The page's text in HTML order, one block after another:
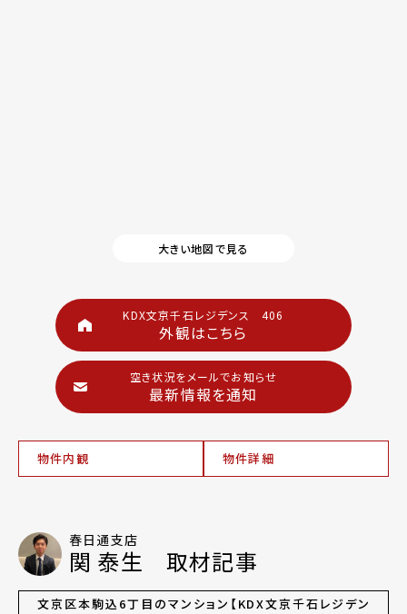
大きい地図で見る
KDX文京千石レジデンス 406
外観はこちら
空き状況をメールでお知らせ
最新情報を通知
物件内観 物件詳細
春日通支店
関 泰生 取材記事
文京区本駒込6丁目のマンション【KDX文京千石レジデン